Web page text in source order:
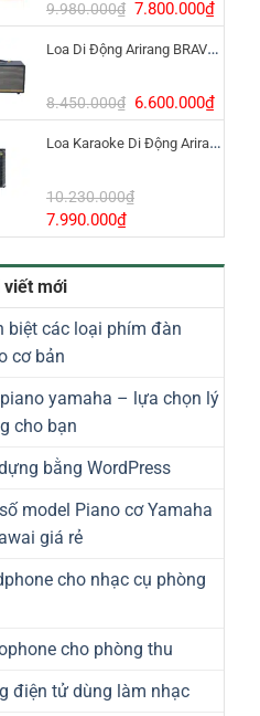
8.800.000₫.
9.980.000₫ Giá
gốc
là:
7.800.000₫Giá
hiện
tại
Loa Di Động Arirang BRAVO 8 800W Có Micro
8.450.000₫ Giá
gốc
là:
6.600.000₫Giá
hiện
tại
Loa Karaoke Di Động Arirang EDGE-X Model I
10.230.000₫
Giá
gốc
là:
10.230.000₫.
7.990.000₫Giá
hiện
tại
7.990.000₫.
viết mới
biệt các loại phím đàn
cơ bản
yamaha – lựa chọn lý
cho bạn
bằng WordPress
model Piano cơ Yamaha
giá rẻ
cho nhạc cụ phòng
cho phòng thu
điện tử dùng làm nhạc